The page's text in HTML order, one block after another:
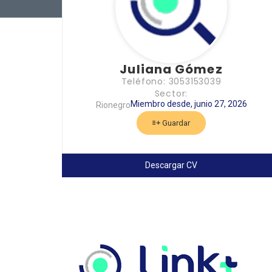
Juliana Gómez
Teléfono: 3053153039
Sector:
RionegroMiembro desde, junio 27, 2026
Guardar
Descargar CV